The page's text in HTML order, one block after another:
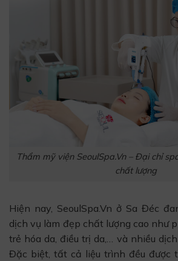
Thẩm mỹ viện SeoulSpa.Vn – Đại chỉ
chất lượng
Hiện nay, SeoulSpa.Vn ở Sa Đéc
dịch vụ làm đẹp chất lượng cao như
trẻ hóa da, điều trị da,… và nhiều
Đặc biệt, tất cả liệu trình đều được